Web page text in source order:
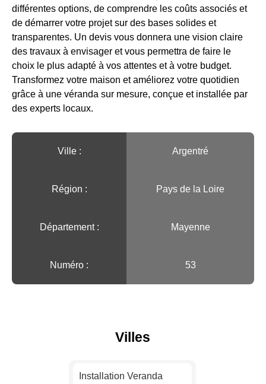
différentes options, de comprendre les coûts associés et
de démarrer votre projet sur des bases solides et
transparentes. Un devis vous donnera une vision claire
des travaux à envisager et vous permettra de faire le
choix le plus adapté à vos attentes et à votre budget.
Transformez votre maison et améliorez votre quotidien
grâce à une véranda sur mesure, conçue et installée par
des experts locaux.
Ville :️ Argentré
Région :️ Pays de la Loire
Département : Mayenne
Numéro : 53
Villes
Installation Veranda